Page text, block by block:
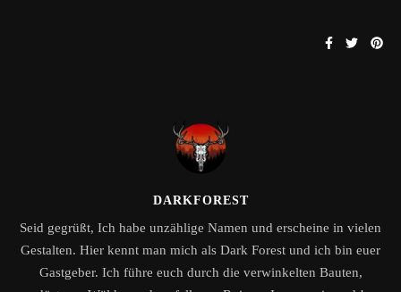
DARKFOREST
Seid gegrüßt, Ich habe unzählige Namen und erscheine in vielen
Gestalten. Hier kennt man mich als Dark Forest und ich bin euer
Gastgeber. Ich führe euch durch die verwinkelten Bauten,